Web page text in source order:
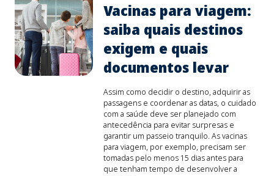
Vacinas para viagem:
saiba quais destinos
exigem e quais
documentos levar
Assim como decidir o destino, adquirir as
passagens e coordenar as datas, o cuidado
com a saúde deve ser planejado com
antecedência para evitar surpresas e
garantir um passeio tranquilo. As vacinas
para viagem, por exemplo, precisam ser
tomadas pelo menos 15 dias antes para
que tenham tempo de desenvolver a